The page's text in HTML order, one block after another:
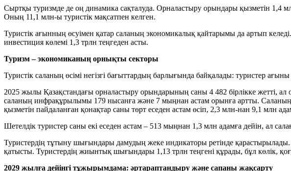
Сыртқы туризмде де оң динамика сақталуда. Орналастыру орындары қызметін 1,4
Оның 11,1 млн-ы туристік мақсатпен келген.
Туристік ағынның өсуімен қатар саланың экономикалық қайтарымы да артып
инвестиция көлемі 1,3 трлн теңгеден асты.
Туризм – экономиканың орнықты секторы
Туристік саланың өсімі негізгі бағыттардың барлығында байқалады: туристер
2025 жылы Қазақстандағы орналастыру орындарының саны 4 482 бірлікке
саланың инфрақұрылымы 179 нысанға және 7 мыңнан астам орынға артты. Саланың
қызметін пайдаланған қонақтар саны төрт еседен астам өсіп, 2,3 млн-нан 9,1 млн
Шетелдік туристер саны екі еседен астам – 513 мыңнан 1,3 млн адамға дейін, ал
Туристердің тұтыну шығындары дамудың жеке индикаторы ретінде
қатысты. Туристердің жиынтық шығындары 1,13 трлн теңгені құрады, бұл көлік,
2029 жылға дейінгі тұжырымдама: әртараптандыру және сапаны жақсарту